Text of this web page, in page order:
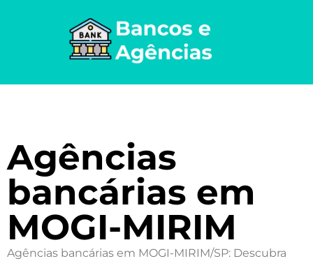
Agências
bancárias em
MOGI-MIRIM
Agências bancárias em MOGI-MIRIM/SP: Descubra